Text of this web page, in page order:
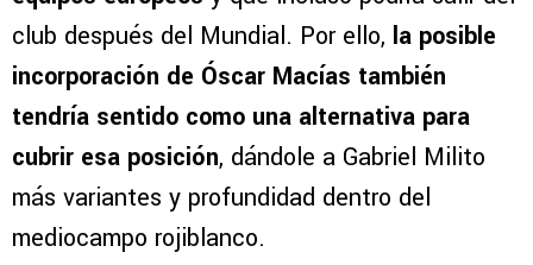
club después del Mundial. Por ello, la posible
incorporación de Óscar Macías también
tendría sentido como una alternativa para
cubrir esa posición, dándole a Gabriel Milito
más variantes y profundidad dentro del
mediocampo rojiblanco.